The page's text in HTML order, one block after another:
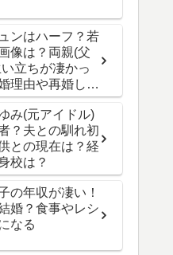
ンはハーフ？若
像は？両親(父
立ちが凄かっ
理由や再婚した
の現在は？
み(元アイドル)
？夫との馴れ初
との現在は？経
校は？
の年収が凄い！
婚？食事やレシ
なる